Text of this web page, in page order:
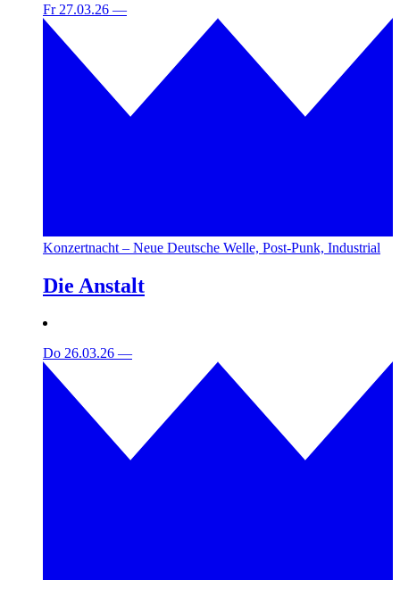
Fr 27.03.26 —
Konzertnacht – Neue Deutsche Welle, Post-Punk, Industrial
Die Anstalt
Do 26.03.26 —